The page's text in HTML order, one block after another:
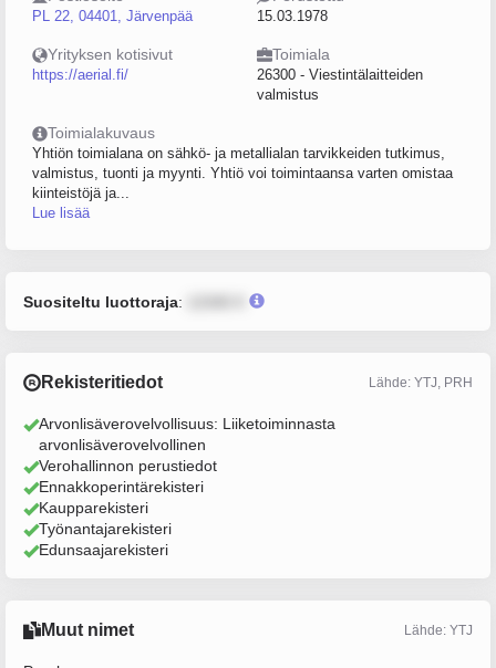
PL 22, 04401, Järvenpää 15.03.1978
Yrityksen kotisivut
https://aerial.fi/
Toimiala
26300 - Viestintälaitteiden
valmistus
Toimialakuvaus
Yhtiön toimialana on sähkö- ja metallialan tarvikkeiden tutkimus,
valmistus, tuonti ja myynti. Yhtiö voi toimintaansa varten omistaa
kiinteistöjä ja...
Lue lisää
Suositeltu luottoraja:
Rekisteritiedot Lähde: YTJ, PRH
Arvonlisäverovelvollisuus: Liiketoiminnasta
arvonlisäverovelvollinen
Verohallinnon perustiedot
Ennakkoperintärekisteri
Kaupparekisteri
Työnantajarekisteri
Edunsaajarekisteri
Muut nimet Lähde: YTJ